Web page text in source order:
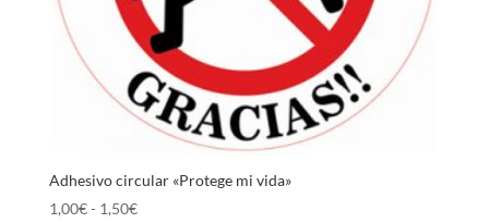
Adhesivo circular «Protege mi vida»
1,00€- 1,50€Rango